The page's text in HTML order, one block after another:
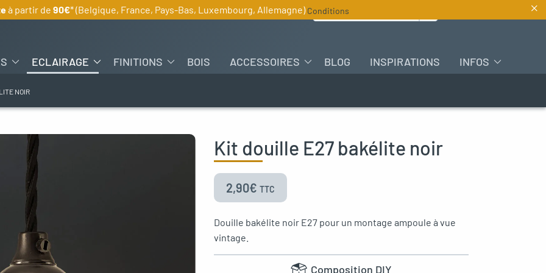
FR Rechercher :
ECLAIRAGE FINITIONS BOIS ACCESSOIRES BLOG INSPIRATIONS INFOS
NOIR
Kit douille E27 bakélite noir
2,90€ TTC
Douille bakélite noir E27 pour un montage ampoule à vue
vintage.
Composition DIY
à partir de 90€* (Belgique, France, Pays-Bas, Luxembourg, Allemagne)Conditions ×